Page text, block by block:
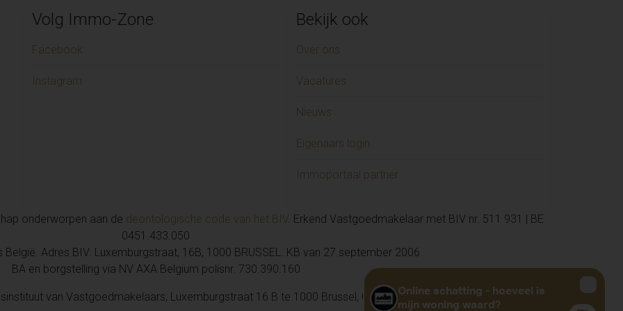
Appartement te huur in SINT-LIEVENS-HOUTEM (1)
Appartement te huur in Sint-Niklaas (1)
Garage/parking te huur in AALST (1)
Appartement te huur in DENDERHOUTEM (1)
Handelspand te huur in MECHELEN (1)
Handelspand te huur in HEUSDEN (1)
Volg Immo-Zone
Facebook
Instagram
Bekijk ook
Over ons
Vacatures
Nieuws
Eigenaars login
Immoportaal partner
onderworpen aan de deontologische code van het BIV. Erkend Vastgoedmakelaar met BIV nr. 511 931 | BE
0451.433.050
België. Adres BIV: Luxemburgstraat, 16B, 1000 BRUSSEL. KB van 27 september 2006
BA en borgstelling via NV AXA Belgium polisnr. 730.390.160
van Vastgoedmakelaars, Luxemburgstraat 16 B te 1000 Brussel, 02 505 38 50, info@biv.be